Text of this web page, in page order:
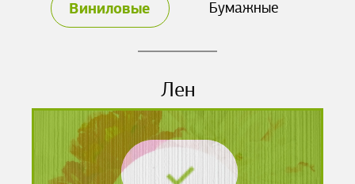
Виниловые Бумажные
Лен